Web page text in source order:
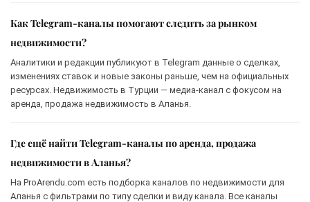
Как Telegram-каналы помогают следить за рынком
недвижимости?
Аналитики и редакции публикуют в Telegram данные о сделках,
изменениях ставок и новые законы раньше, чем на официальных
ресурсах. Недвижимость в Турции — медиа-канал с фокусом на
аренда, продажа недвижимость в Аланья.
Где ещё найти Telegram-каналы по аренда, продажа
недвижимости в Аланья?
На ProArendu.com есть подборка каналов по недвижимости для
Аланья с фильтрами по типу сделки и виду канала. Все каналы